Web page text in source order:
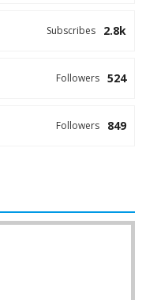
2.8k
Subscribes
524
Followers
849
Followers